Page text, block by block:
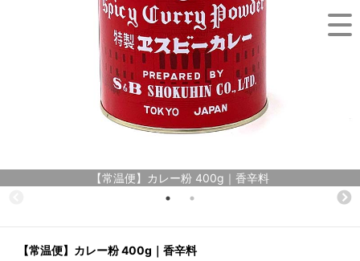
【常温便】カレー粉 400g｜香辛料
【常温便】カレー粉 400g｜香辛料